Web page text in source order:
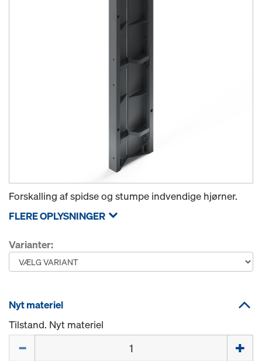
Forskalling af spidse og stumpe indvendige hjørner.
FLERE OPLYSNINGER
Varianter:
Nyt materiel
Tilstand. Nyt materiel